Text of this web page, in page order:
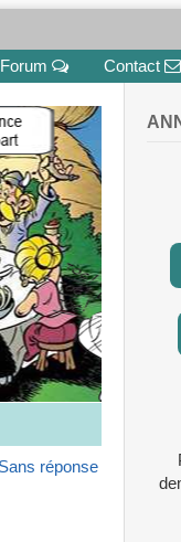
Forum Contact
réponse